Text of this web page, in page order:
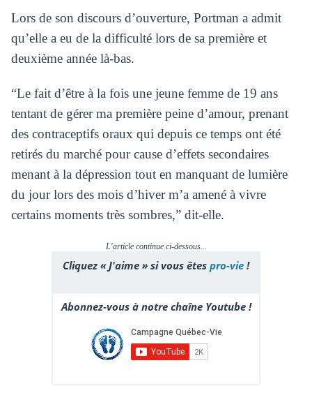
Lors de son discours d’ouverture, Portman a admit
qu’elle a eu de la difficulté lors de sa première et
deuxième année là-bas.
“Le fait d’être à la fois une jeune femme de 19 ans
tentant de gérer ma première peine d’amour, prenant
des contraceptifs oraux qui depuis ce temps ont été
retirés du marché pour cause d’effets secondaires
menant à la dépression tout en manquant de lumière
du jour lors des mois d’hiver m’a amené à vivre
certains moments très sombres,” dit-elle.
L'article continue ci-dessous...
Cliquez « J'aime » si vous êtes pro-vie !
Abonnez-vous à notre chaîne Youtube !